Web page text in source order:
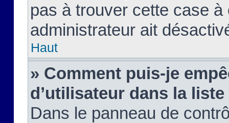
pas à trouver cette case à
administrateur ait
Haut
» Comment puis-je
d’utilisateur dans la
Dans le panneau de